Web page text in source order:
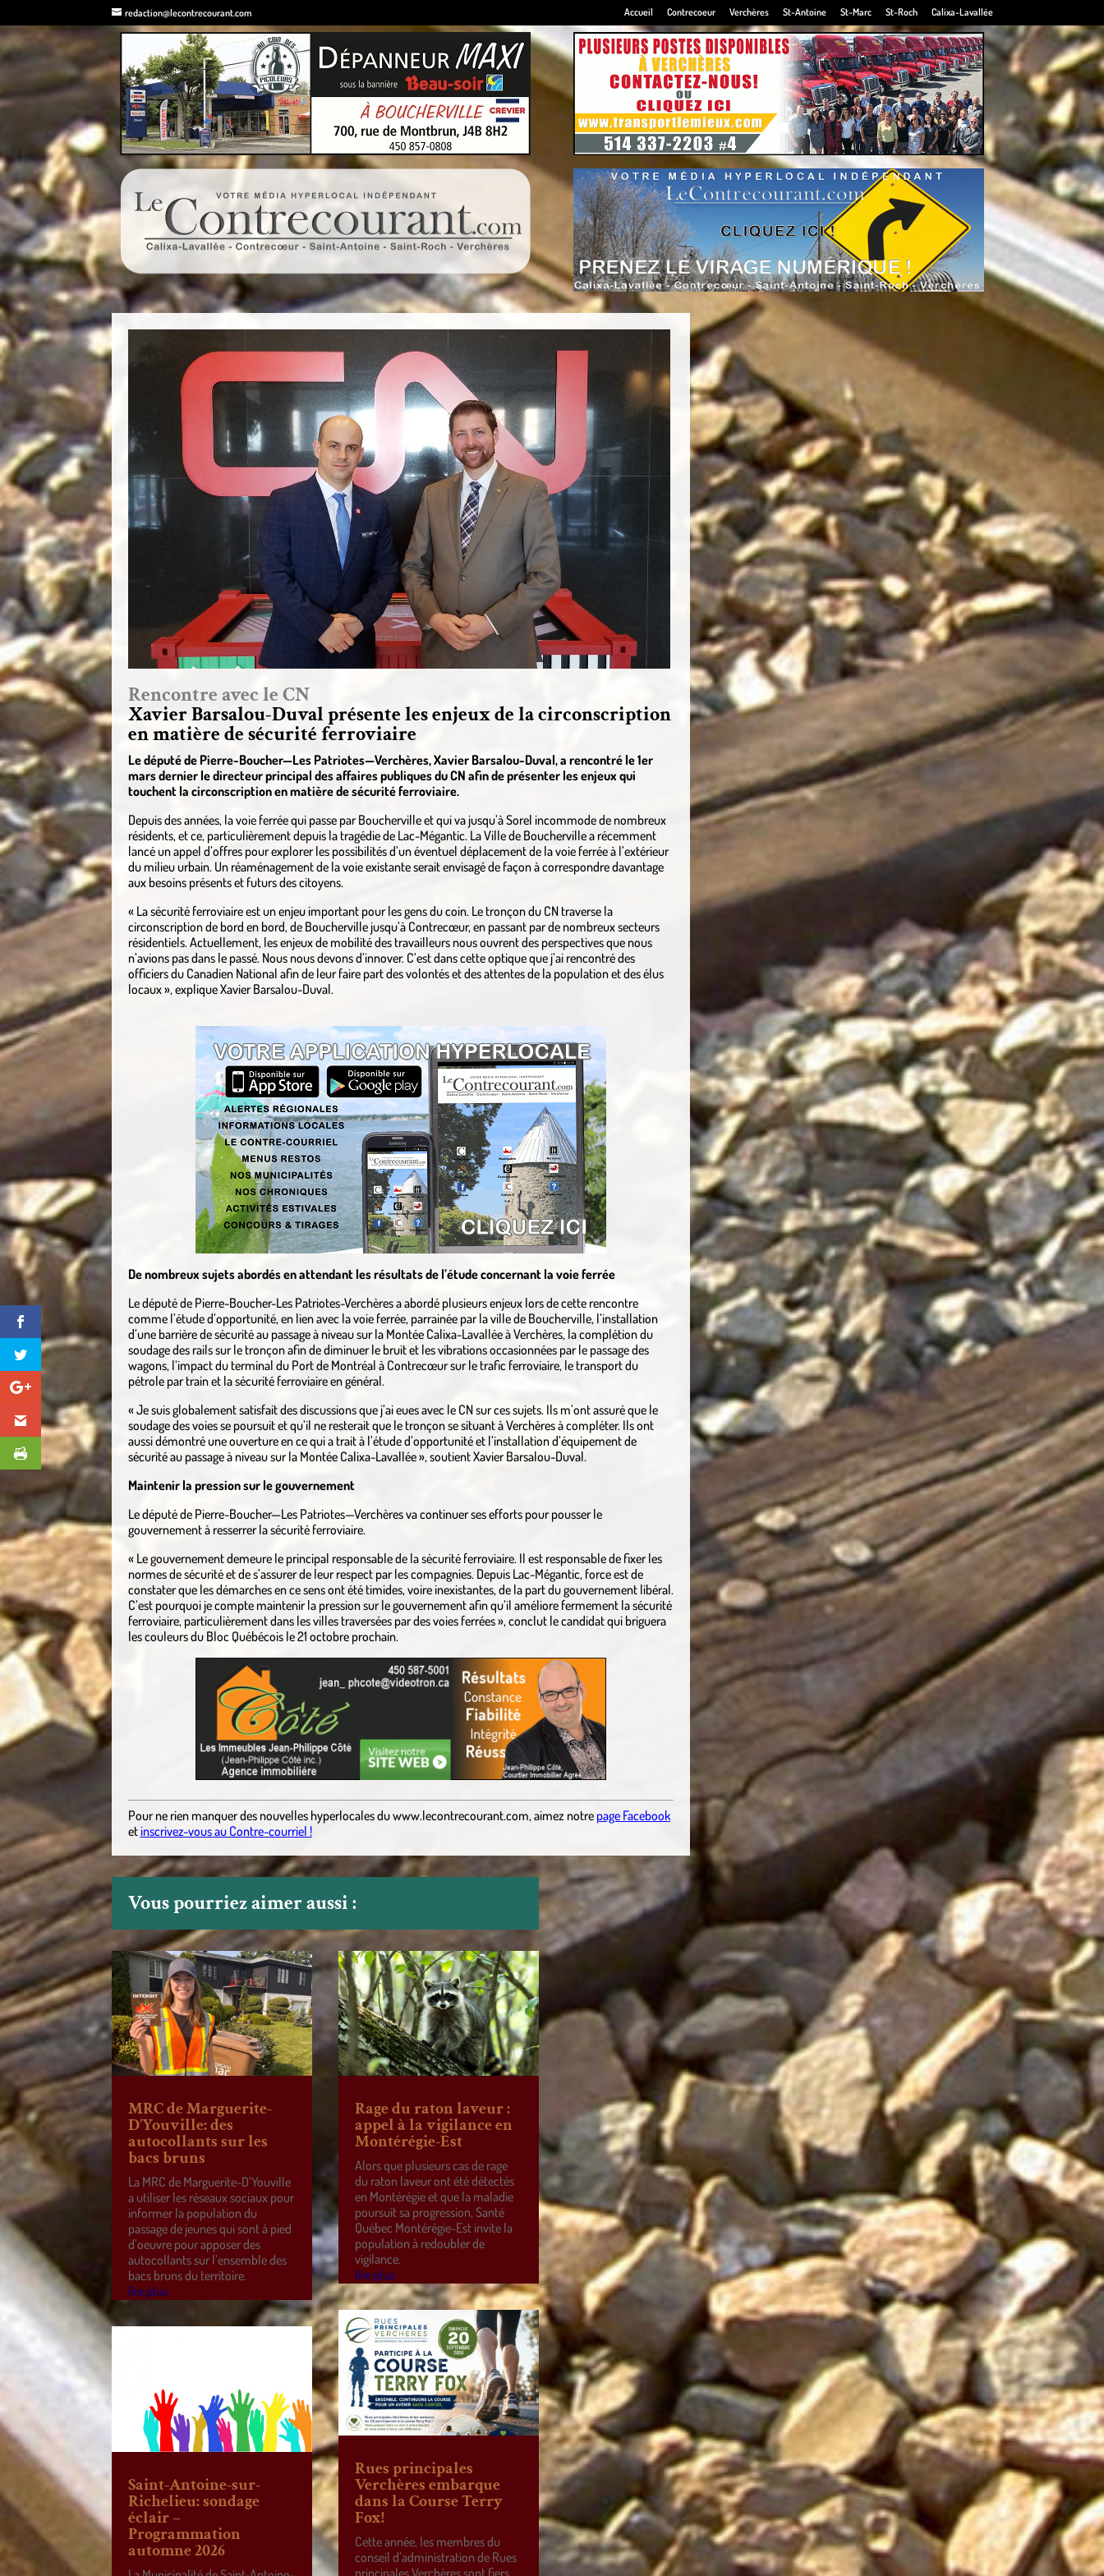
redaction@lecontrecourant.com Accueil Contrecoeur Verchères St-Antoine St-Marc St-Roch Calixa-Lavallée
Rencontre avec le CN
Xavier Barsalou-Duval présente les enjeux de la circonscription
en matière de sécurité ferroviaire
Le député de Pierre-Boucher—Les Patriotes—Verchères, Xavier Barsalou-Duval, a rencontré le 1er
mars dernier le directeur principal des affaires publiques du CN afin de présenter les enjeux qui
touchent la circonscription en matière de sécurité ferroviaire.
Depuis des années, la voie ferrée qui passe par Boucherville et qui va jusqu’à Sorel incommode de nombreux
résidents, et ce, particulièrement depuis la tragédie de Lac-Mégantic. La Ville de Boucherville a récemment
lancé un appel d’offres pour explorer les possibilités d’un éventuel déplacement de la voie ferrée à l’extérieur
du milieu urbain. Un réaménagement de la voie existante serait envisagé de façon à correspondre davantage
aux besoins présents et futurs des citoyens.
« La sécurité ferroviaire est un enjeu important pour les gens du coin. Le tronçon du CN traverse la
circonscription de bord en bord, de Boucherville jusqu’à Contrecœur, en passant par de nombreux secteurs
résidentiels. Actuellement, les enjeux de mobilité des travailleurs nous ouvrent des perspectives que nous
n’avions pas dans le passé. Nous nous devons d’innover. C’est dans cette optique que j’ai rencontré des
officiers du Canadien National afin de leur faire part des volontés et des attentes de la population et des élus
locaux », explique Xavier Barsalou-Duval.
De nombreux sujets abordés en attendant les résultats de l’étude concernant la voie ferrée
Le député de Pierre-Boucher-Les Patriotes-Verchères a abordé plusieurs enjeux lors de cette rencontre
comme l’étude d’opportunité, en lien avec la voie ferrée, parrainée par la ville de Boucherville, l’installation
d’une barrière de sécurité au passage à niveau sur la Montée Calixa-Lavallée à Verchères, la complétion du
soudage des rails sur le tronçon afin de diminuer le bruit et les vibrations occasionnées par le passage des
wagons, l’impact du terminal du Port de Montréal à Contrecœur sur le trafic ferroviaire, le transport du
pétrole par train et la sécurité ferroviaire en général.
« Je suis globalement satisfait des discussions que j’ai eues avec le CN sur ces sujets. Ils m’ont assuré que le
soudage des voies se poursuit et qu’il ne resterait que le tronçon se situant à Verchères à compléter. Ils ont
aussi démontré une ouverture en ce qui a trait à l’étude d’opportunité et l’installation d’équipement de
sécurité au passage à niveau sur la Montée Calixa-Lavallée », soutient Xavier Barsalou-Duval.
Maintenir la pression sur le gouvernement
Le député de Pierre-Boucher—Les Patriotes—Verchères va continuer ses efforts pour pousser le
gouvernement à resserrer la sécurité ferroviaire.
« Le gouvernement demeure le principal responsable de la sécurité ferroviaire. Il est responsable de fixer les
normes de sécurité et de s’assurer de leur respect par les compagnies. Depuis Lac-Mégantic, force est de
constater que les démarches en ce sens ont été timides, voire inexistantes, de la part du gouvernement libéral.
C’est pourquoi je compte maintenir la pression sur le gouvernement afin qu’il améliore fermement la sécurité
ferroviaire, particulièrement dans les villes traversées par des voies ferrées », conclut le candidat qui briguera
les couleurs du Bloc Québécois le 21 octobre prochain.
Pour ne rien manquer des nouvelles hyperlocalesduwww.lecontrecourant.com, aimez notre page Facebook
etinscrivez-vous au Contre-courriel !
Vous pourriez aimer aussi :
MRC de Marguerite-
D’Youville: des
autocollants sur les
bacs bruns
La MRC de Marguerite-D’Youville
a utiliser les réseaux sociaux pour
informer la population du
passage de jeunes qui sont à pied
d’oeuvre pour apposer des
autocollants sur l’ensemble des
bacs bruns du territoire.
lire plus
Saint-Antoine-sur-
Richelieu: sondage
éclair –
Programmation
automne 2026
Rage du raton laveur :
appel à la vigilance en
Montérégie-Est
Alors que plusieurs cas de rage
du raton laveur ont été détectés
en Montérégie et que la maladie
poursuit sa progression, Santé
Québec Montérégie-Est invite la
population à redoubler de
vigilance.
lire plus
Rues principales
Verchères embarque
dans la Course Terry
Fox!
Cette année, les membres du
conseil d’administration de Rues
principales Verchères sont fiers